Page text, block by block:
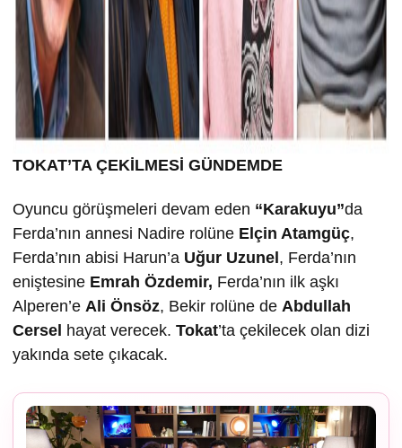
TOKAT’TA ÇEKİLMESİ GÜNDEMDE
Oyuncu görüşmeleri devam eden “Karakuyu”da
Ferda’nın annesi Nadire rolüne Elçin Atamgüç,
Ferda’nın abisi Harun’a Uğur Uzunel, Ferda’nın
eniştesine Emrah Özdemir, Ferda’nın ilk aşkı
Alperen’e Ali Önsöz, Bekir rolüne de Abdullah
Cersel hayat verecek. Tokat’ta çekilecek olan dizi
yakında sete çıkacak.